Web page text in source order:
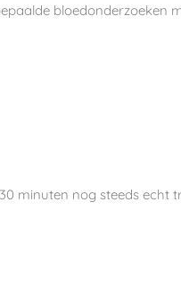
bloedonderzoeken
minuten nog steeds echt